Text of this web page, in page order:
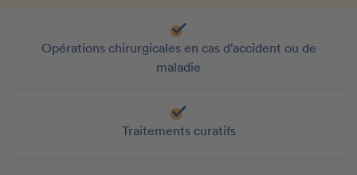
Opérations chirurgicales en cas d’accident ou de
maladie
Traitements curatifs